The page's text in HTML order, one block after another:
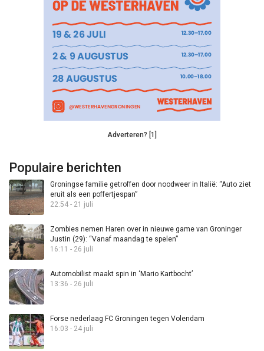
Adverteren? [1]
Populaire berichten
Groningse familie getroffen door noodweer in Italië: “Auto ziet
eruit als een poffertjespan”
22:54 - 21 juli
Zombies nemen Haren over in nieuwe game van Groninger
Justin (29): “Vanaf maandag te spelen”
16:11 - 26 juli
Automobilist maakt spin in ‘Mario Kartbocht’
13:36 - 26 juli
Forse nederlaag FC Groningen tegen Volendam
16:03 - 24 juli